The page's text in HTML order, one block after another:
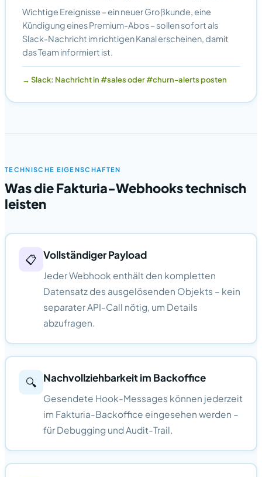
Wichtige Ereignisse – ein neuer Großkunde, eine
Kündigung eines Premium-Abos – sollen sofort als
Slack-Nachricht im richtigen Kanal erscheinen, damit
das Team informiert ist.
Slack: Nachricht in #sales oder #churn-alerts posten
TECHNISCHE EIGENSCHAFTEN
Was die Fakturia-Webhooks technisch
leisten
📋 Vollständiger Payload
Jeder Webhook enthält den kompletten
Datensatz des ausgelösenden Objekts – kein
separater API-Call nötig, um Details
abzufragen.
🔍 Nachvollziehbarkeit im Backoffice
Gesendete Hook-Messages können jederzeit
im Fakturia-Backoffice eingesehen werden –
für Debugging und Audit-Trail.